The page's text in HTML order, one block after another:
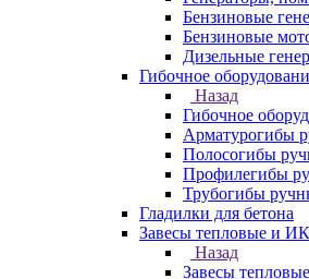
Бензиновые
Бензиновые
Дизельные
Гибочное
Назад
Гибочное
Арматурогибы
Полосогибы
Профилегибы
Трубогибы
Гладилки для бетона
Завесы тепловые и ИК
Назад
Завесы